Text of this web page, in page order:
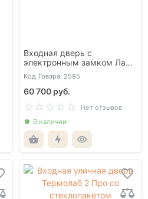
Входная дверь с
электронным замком Лаб
3 Смарт
Код Товара: 2585
60 700 руб.
Нет отзывов
В наличии